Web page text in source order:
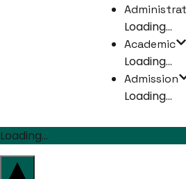
Loading...
Academic
Loading...
Admission
Loading...
Loading...